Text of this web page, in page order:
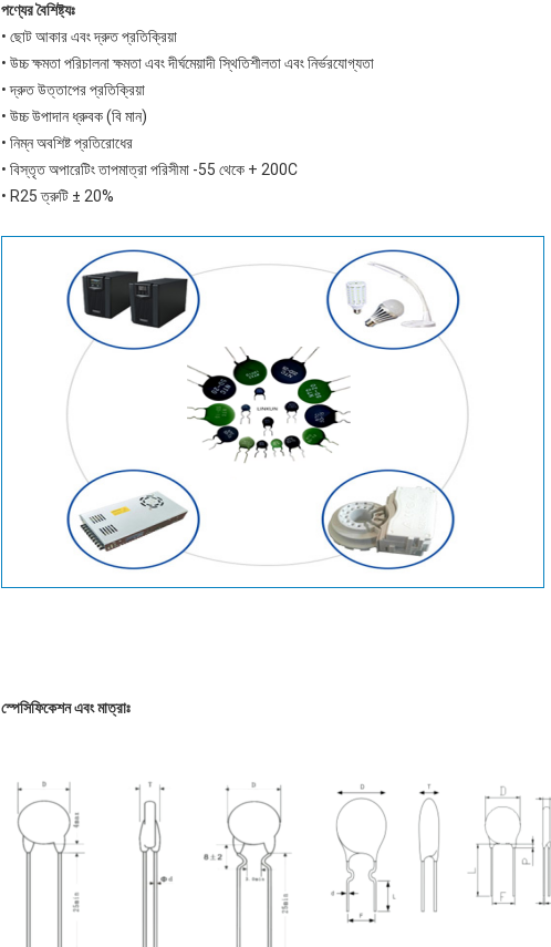
পণ্যের বৈশিষ্ট্যঃ
• ছোট আকার এবং দ্রুত প্রতিক্রিয়া
• উচ্চ ক্ষমতা পরিচালনা ক্ষমতা এবং দীর্ঘমেয়াদী স্থিতিশীলতা এবং নির্ভরযোগ্যতা
• দ্রুত উত্তাপের প্রতিক্রিয়া
• উচ্চ উপাদান ধ্রুবক (বি মান)
• নিম্ন অবশিষ্ট প্রতিরোধের
• বিস্তৃত অপারেটিং তাপমাত্রা পরিসীমা -55 থেকে + 200C
• R25 ত্রুটি ± 20%
স্পেসিফিকেশন এবং মাত্রাঃ